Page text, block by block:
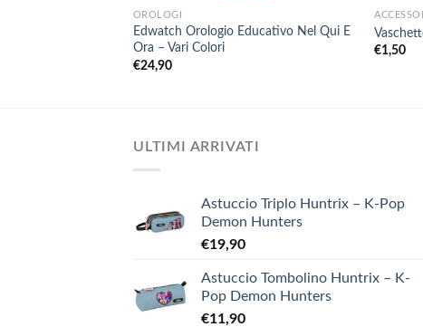
OROLOGI
Edwatch Orologio Educativo Nel Qui E
Ora – Vari Colori
€24,90
€1,50
ULTIMI ARRIVATI
Astuccio Triplo Huntrix – K-Pop
Demon Hunters
€19,90
Astuccio Tombolino Huntrix – K-
Pop Demon Hunters
€11,90